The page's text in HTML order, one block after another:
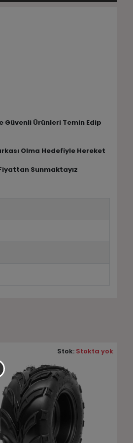
Ürünleri Temin Edip
Olma Hedefiyle Hereket
Sunmaktayız
Stok: Stokta yok